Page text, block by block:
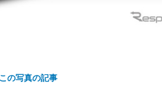
この写真の記事